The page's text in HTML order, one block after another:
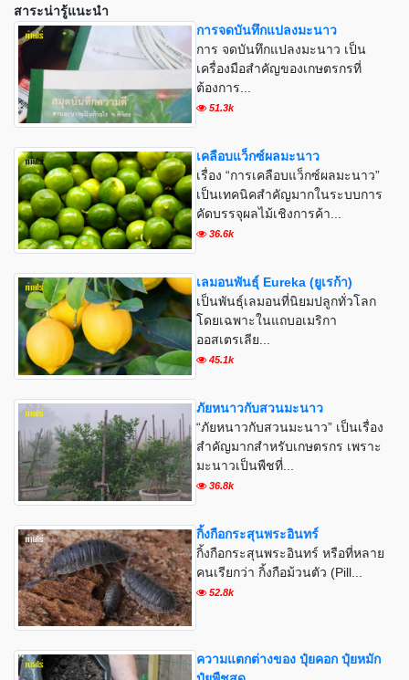
สาระน่ารู้แนะนำ
การจดบันทึกแปลงมะนาว
การ จดบันทึกแปลงมะนาว เป็น
เครื่องมือสำคัญของเกษตรกรที่
ต้องการ...
51.3k
เคลือบแว็กซ์ผลมะนาว
เรื่อง “การเคลือบแว็กซ์ผลมะนาว”
เป็นเทคนิคสำคัญมากในระบบการ
คัดบรรจุผลไม้เชิงการค้า...
36.6k
เลมอนพันธุ์ Eureka (ยูเรก้า)
เป็นพันธุ์เลมอนที่นิยมปลูกทั่วโลก
โดยเฉพาะในแถบอเมริกา
ออสเตรเลีย...
45.1k
ภัยหนาวกับสวนมะนาว
“ภัยหนาวกับสวนมะนาว” เป็นเรื่อง
สำคัญมากสำหรับเกษตรกร เพราะ
มะนาวเป็นพืชที่...
36.8k
กิ้งกือกระสุนพระอินทร์
กิ้งกือกระสุนพระอินทร์ หรือที่หลาย
คนเรียกว่า กิ้งกือม้วนตัว (Pill...
52.8k
ความแตกต่างของ ปุ๋ยคอก ปุ๋ยหมัก